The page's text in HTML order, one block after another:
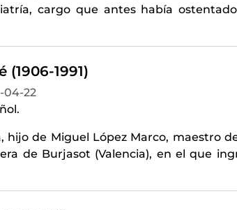
cargo que antes había
(1906-1991)
04-22
hijo de Miguel López Marco, maestro
de Burjasot (Valencia), en el que